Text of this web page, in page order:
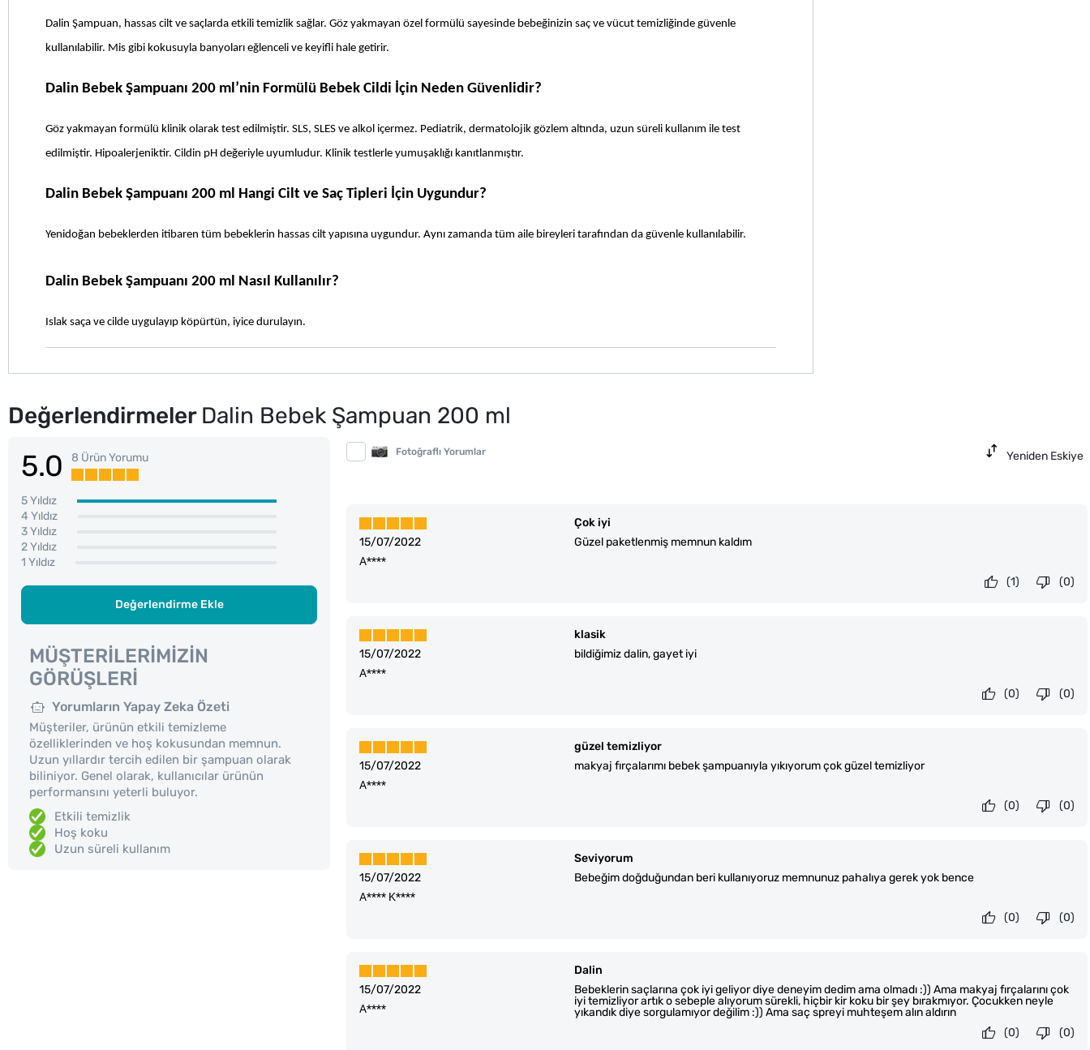
Dalin Şampuan, hassas cilt ve saçlarda etkili temizlik sağlar. Göz yakmayan özel formülü sayesinde bebeğinizin saç ve vücut temizliğinde güvenle
kullanılabilir. Mis gibi kokusuyla banyoları eğlenceli ve keyifli hale getirir.
Dalin Bebek Şampuanı 200 ml’nin Formülü Bebek Cildi İçin Neden Güvenlidir?
Göz yakmayan formülü klinik olarak test edilmiştir. SLS, SLES ve alkol içermez. Pediatrik, dermatolojik gözlem altında, uzun süreli kullanım ile test
edilmiştir. Hipoalerjeniktir. Cildin pH değeriyle uyumludur. Klinik testlerle yumuşaklığı kanıtlanmıştır.
Dalin Bebek Şampuanı 200 ml Hangi Cilt ve Saç Tipleri İçin Uygundur?
Yenidoğan bebeklerden itibaren tüm bebeklerin hassas cilt yapısına uygundur. Aynı zamanda tüm aile bireyleri tarafından da güvenle kullanılabilir.
Dalin Bebek Şampuanı 200 ml Nasıl Kullanılır?
Islak saça ve cilde uygulayıp köpürtün, iyice durulayın.
Değerlendirmeler Dalin Bebek Şampuan 200 ml
5.0 8 Ürün Yorumu
5 Yıldız
4 Yıldız
3 Yıldız
2 Yıldız
1 Yıldız
Değerlendirme Ekle
MÜŞTERILERIMIZIN
GÖRÜŞLERI
Yorumların Yapay Zeka Özeti
Müşteriler, ürünün etkili temizleme
özelliklerinden ve hoş kokusundan memnun.
Uzun yıllardır tercih edilen bir şampuan olarak
biliniyor. Genel olarak, kullanıcılar ürünün
performansını yeterli buluyor.
Etkili temizlik
Hoş koku
Uzun süreli kullanım
Fotoğraflı Yorumlar Yeniden Eskiye
15/07/2022
Çok iyi
Güzel paketlenmiş memnun kaldım
A****
(0)
(1)
15/07/2022
klasik
bildiğimiz dalin, gayet iyi
A****
(0)
(0)
15/07/2022
güzel temizliyor
makyaj fırçalarımı bebek şampuanıyla yıkıyorum çok güzel temizliyor
A****
(0)
(0)
15/07/2022
Seviyorum
Bebeğim doğduğundan beri kullanıyoruz memnunuz pahalıya gerek yok bence
A**** K****
(0)
(0)
15/07/2022
Dalin
Bebeklerin saçlarına çok iyi geliyor diye deneyim dedim ama olmadı :)) Ama makyaj fırçalarını çok
iyi temizliyor artık o sebeple alıyorum sürekli, hiçbir kir koku bir şey bırakmıyor. Çocukken neyle
yıkandık diye sorgulamıyor değilim :)) Ama saç spreyi muhteşem alın aldırın
A****
(0)
(0)